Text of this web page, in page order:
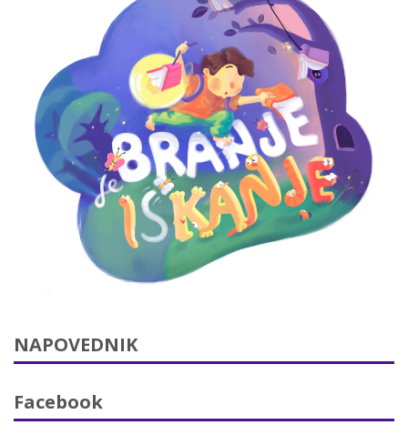
NAPOVEDNIK
Facebook